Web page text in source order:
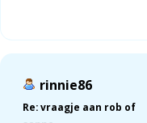
rinnie86
Re: vraagje aan rob of